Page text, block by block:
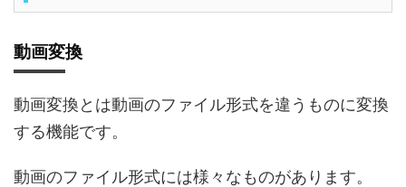
動画変換
動画変換とは動画のファイル形式を違うものに変換
する機能です。
動画のファイル形式には様々なものがあります。